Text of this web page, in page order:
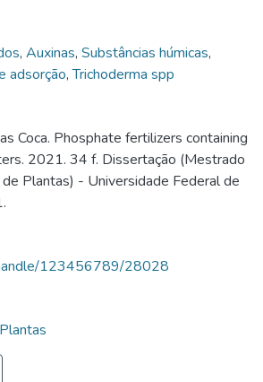
, Auxinas, Substâncias húmicas,
adsorção,Trichoderma spp
Coca. Phosphate fertilizers containing
2021. 34 f. Dissertação (Mestrado
Plantas) - Universidade Federal de
123456789/28028